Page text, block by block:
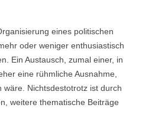
eines politischen
oder weniger enthusiastisch
Ein Austausch, zumal einer, in
eine rühmliche Ausnahme,
Nichtsdestotrotz ist durch
weitere thematische Beiträge